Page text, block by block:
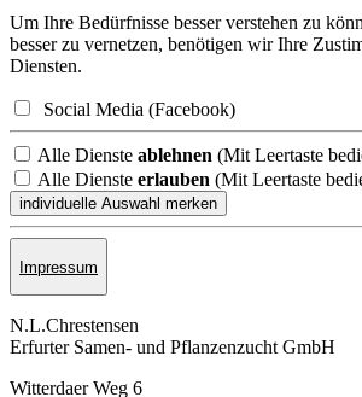
Um Ihre Bedürfnisse besser verstehen zu
besser zu vernetzen, benötigen wir Ihre
Diensten.
Social Media (Facebook)
Alle Dienste ablehnen (Mit Leertaste
Alle Dienste erlauben (Mit Leertaste
Impressum
N.L.Chrestensen
Erfurter Samen- und Pflanzen­zucht GmbH
Witterdaer Weg 6